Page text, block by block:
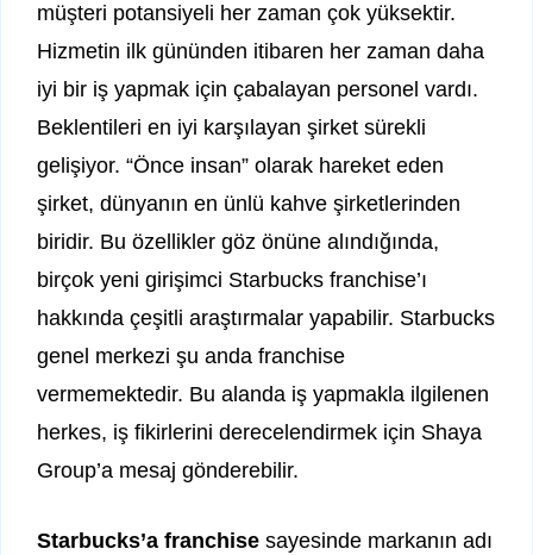
müşteri potansiyeli her zaman çok yüksektir.
Hizmetin ilk gününden itibaren her zaman daha
iyi bir iş yapmak için çabalayan personel vardı.
Beklentileri en iyi karşılayan şirket sürekli
gelişiyor. “Önce insan” olarak hareket eden
şirket, dünyanın en ünlü kahve şirketlerinden
biridir. Bu özellikler göz önüne alındığında,
birçok yeni girişimci Starbucks franchise’ı
hakkında çeşitli araştırmalar yapabilir. Starbucks
genel merkezi şu anda franchise
vermemektedir. Bu alanda iş yapmakla ilgilenen
herkes, iş fikirlerini derecelendirmek için Shaya
Group’a mesaj gönderebilir.
Starbucks’a franchise sayesinde markanın adı